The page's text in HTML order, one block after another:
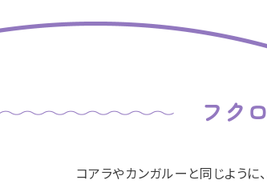
コアラやカンガルーと同じように、